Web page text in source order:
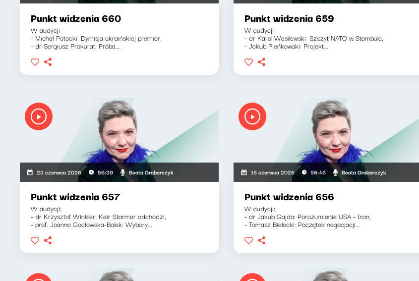
Punkt widzenia 660
W audycji:
- Michał Potocki: Dymisja ukraińskiej premier,
- dr Sergiusz Prokurat: Próba...
Punkt widzenia 659
W audycji:
- dr Karol Wasilewski: Szczyt NATO w Stambule,
- Jakub Pieńkowski: Projekt...
23 czerwca 2026 56:39 Beata Grabarczyk
Punkt widzenia 657
W audycji:
- dr Krzysztof Winkler: Keir Starmer odchodzi,
- prof. Joanna Gocłowska-Bolek: Wybory...
16 czerwca 2026 56:46 Beata Grabarczyk
Punkt widzenia 656
W audycji:
- dr Jakub Gajda: Porozumienie USA - Iran,
- Tomasz Bielecki: Początek negocjacji...